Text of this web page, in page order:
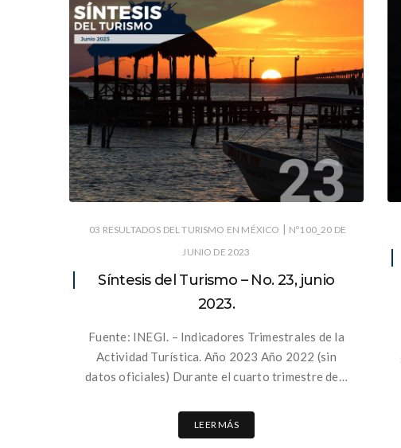
03 RESULTADOS DEL TURISMO EN MÉXICO | Nº100_20 DE
JUNIO DE 2023
Síntesis del Turismo – No. 23, junio
2023.
Fuente: INEGI. – Indicadores Trimestrales de la
Actividad Turística. Año 2023 Año 2022 (sin
datos oficiales) Durante el cuarto trimestre de…
LEER MÁS